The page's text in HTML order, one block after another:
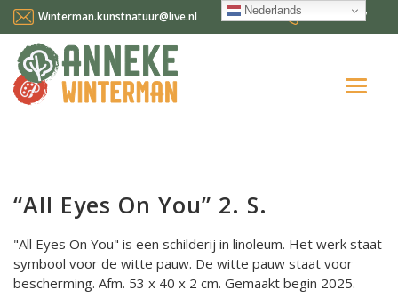
Winterman.kunstnatuur@live.nl 0641124587
Workshops en cursussen
Gallery Suncorner
Aktueel
“All Eyes On You” 2. S.
"All Eyes On You" is een schilderij in linoleum. Het werk staat
symbool voor de witte pauw. De witte pauw staat voor
bescherming. Afm. 53 x 40 x 2 cm. Gemaakt begin 2025.
Nederlands